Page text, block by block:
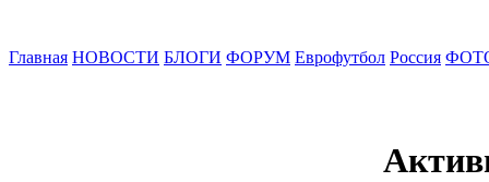
Главная НОВОСТИ БЛОГИ ФОРУМ Еврофутбол Россия